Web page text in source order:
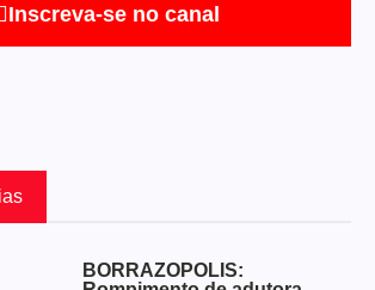
Inscreva-se no canal
BORRAZÓPOLIS: